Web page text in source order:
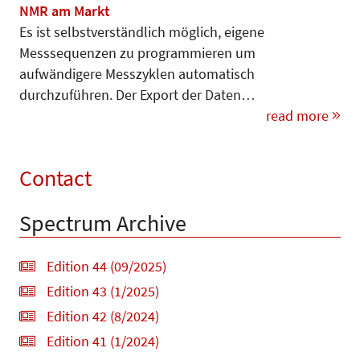
NMR am Markt
Es ist selbstverständlich möglich, eigene
Messsequenzen zu programmieren um
aufwändigere Mess­zyklen automatisch
durchzuführen. Der Export der Daten…
read more
Contact
Spectrum Archive
Edition 44 (09/2025)
Edition 43 (1/2025)
Edition 42 (8/2024)
Edition 41 (1/2024)